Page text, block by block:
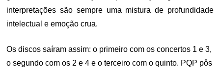
interpretações são sempre uma mistura de profundidade
intelectual e emoção crua.
Os discos saíram assim: o primeiro com os concertos 1 e 3,
o segundo com os 2 e 4 e o terceiro com o quinto. PQP pôs